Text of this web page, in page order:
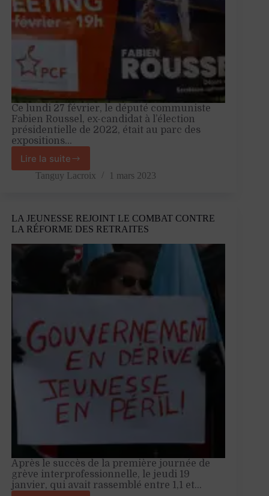
Ce lundi 27 février, le député communiste
Fabien Roussel, ex-candidat à l’élection
présidentielle de 2022, était au parc des
expositions…
Lire la suite
À
Rouen,
à
l’unité
face
réforme
Tanguy Lacroix 1 mars 2023
LA JEUNESSE REJOINT LE COMBAT CONTRE
LA RÉFORME DES RETRAITES
Après le succès de la première journée de
grève interprofessionnelle, le jeudi 19
janvier, qui avait rassemblé entre 1,1 et…